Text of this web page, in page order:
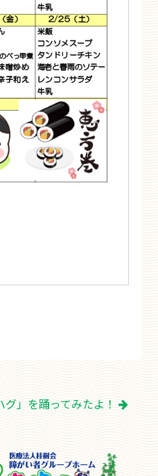
グ」を踊ってみたよ！